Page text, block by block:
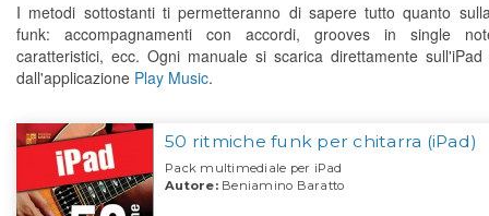
I metodi sottostanti ti permetteranno di sapere tutto quanto
funk: accompagnamenti con accordi, grooves in single
caratteristici, ecc. Ogni manuale si scarica direttamente
dall'applicazione Play Music.
50 ritmiche funk per chitarra (iPad)
Pack multimediale per iPad
Autore:Beniamino Baratto